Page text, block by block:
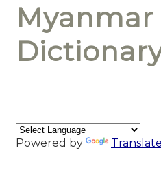
Powered by Translate